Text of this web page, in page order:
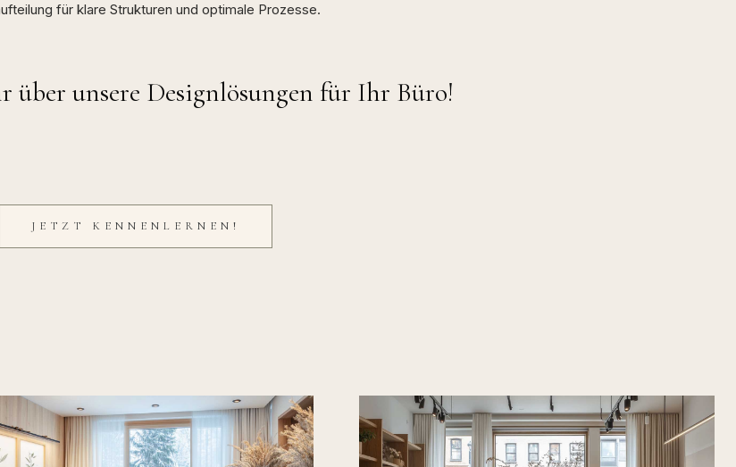
für klare Strukturen und optimale Prozesse.
über unsere Designlösungen für Ihr Büro!
JETZT KENNENLERNEN!